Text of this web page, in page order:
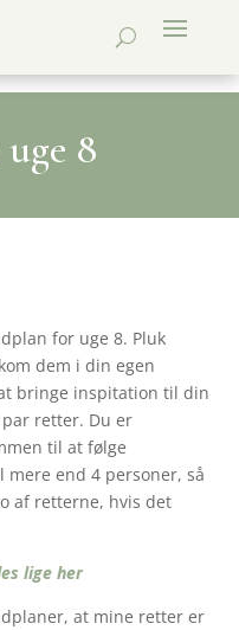
8
for uge 8. Pluk
dem i din egen
bringe inspitation til din
retter. Du er
til at følge
end 4 personer, så
af retterne, hvis det
lige her
at mine retter er